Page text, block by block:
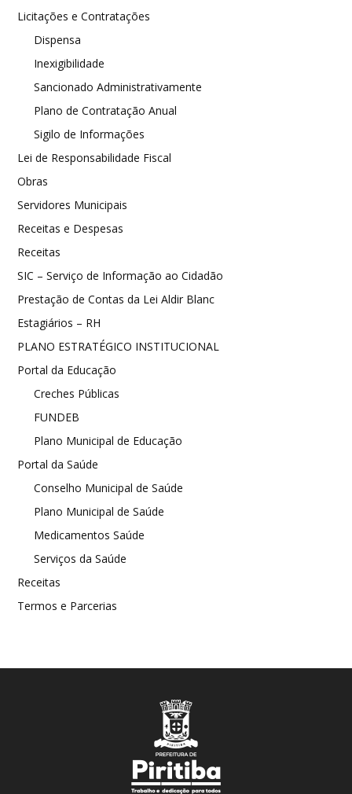
Licitações e Contratações
Dispensa
Inexigibilidade
Sancionado Administrativamente
Plano de Contratação Anual
Sigilo de Informações
Lei de Responsabilidade Fiscal
Obras
Servidores Municipais
Receitas e Despesas
Receitas
SIC – Serviço de Informação ao Cidadão
Prestação de Contas da Lei Aldir Blanc
Estagiários – RH
PLANO ESTRATÉGICO INSTITUCIONAL
Portal da Educação
Creches Públicas
FUNDEB
Plano Municipal de Educação
Portal da Saúde
Conselho Municipal de Saúde
Plano Municipal de Saúde
Medicamentos Saúde
Serviços da Saúde
Receitas
Termos e Parcerias